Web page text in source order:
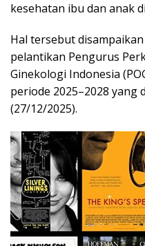
kesehatan ibu dan anak
Hal tersebut
pelantikan Pengurus
Ginekologi Indonesia
periode 2025–2028 yang
(27/12/2025).